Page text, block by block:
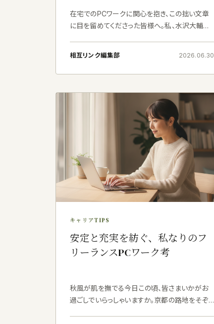
在宅でのPCワークに関心を抱き、この拙い文章
に目を留めてくださった皆様へ。私、水沢大輔と
都内のホテルで、お客様に喜びをお届けするべく
相互リンク編集部 2026.06.30
キャリアTIPS
安定と充実を紡ぐ、私なりのフ
リーランスPCワーク考
秋風が肌を撫でる今日この頃、皆さまいかがお
過ごしでいらっしゃいますか。京都の路地をそぞ